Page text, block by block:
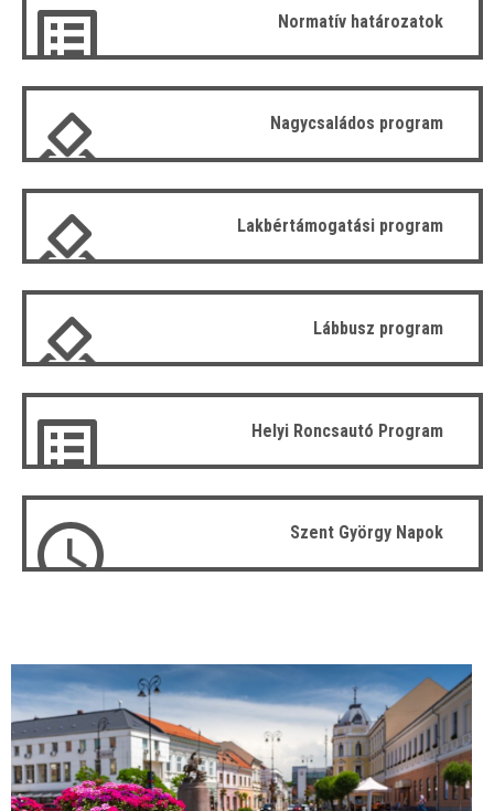
Normatív határozatok
Nagycsaládos program
Lakbértámogatási program
Lábbusz program
Helyi Roncsautó Program
Szent György Napok